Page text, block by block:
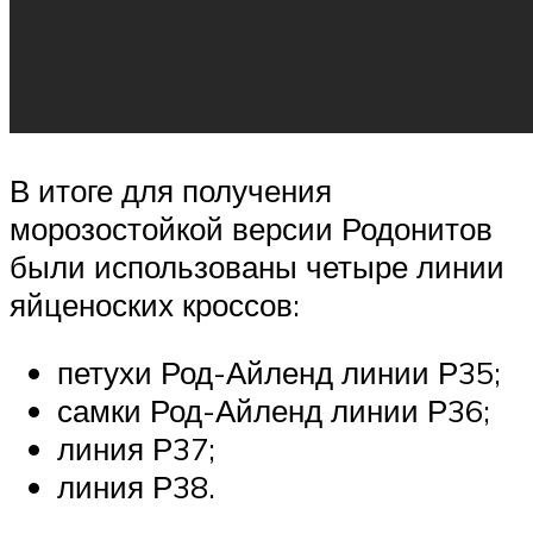
В итоге для получения
морозостойкой версии Родонитов
были использованы четыре линии
яйценоских кроссов:
петухи Род-Айленд линии Р35;
самки Род-Айленд линии Р36;
линия Р37;
линия Р38.